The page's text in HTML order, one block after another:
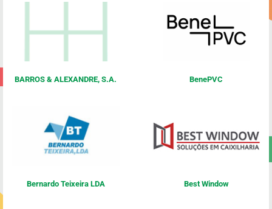
BARROS & ALEXANDRE, S.A. BenePVC
Bernardo Teixeira LDA Best Window